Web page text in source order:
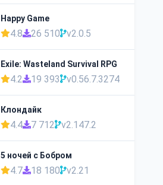
Happy Game
4.8 26 510 v2.0.5
Exile: Wasteland Survival RPG
4.2 19 393 v0.56.7.3274
Клондайк
4.4 7 712 v2.147.2
5 ночей с Бобром
4.7 18 180 v2.21